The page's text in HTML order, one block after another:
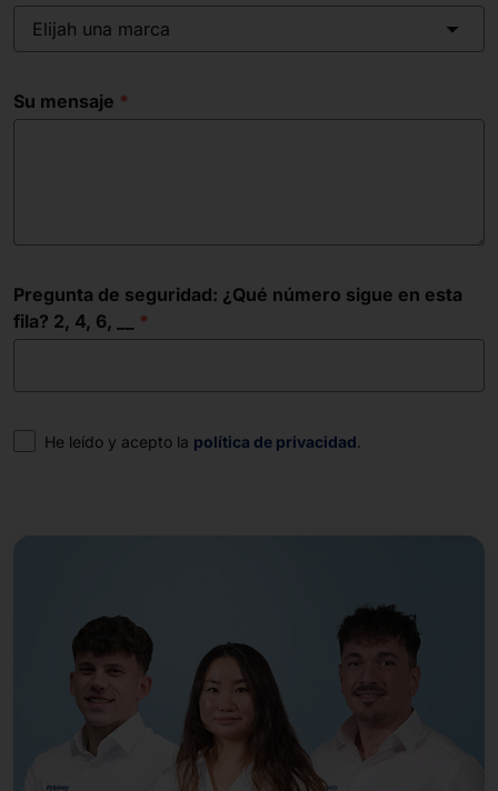
Elijah una marca
Su mensaje
Pregunta de seguridad: ¿Qué número sigue en esta
fila? 2, 4, 6, __
Consentimiento
He leído y acepto la política de privacidad.